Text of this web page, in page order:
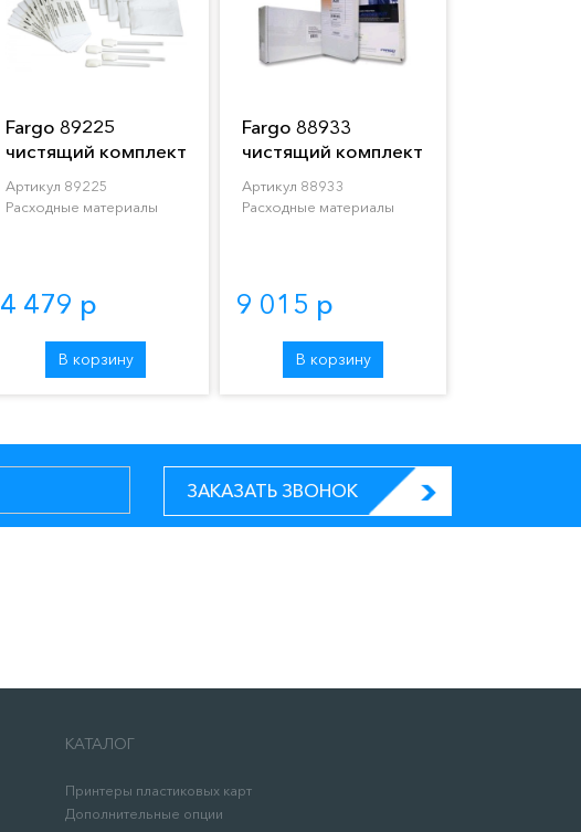
Fargo 89225
чистящий комплект
Артикул 89225
Расходные материалы
4 479 р
В корзину
Fargo 88933
чистящий комплект
Артикул 88933
Расходные материалы
9 015 р
В корзину
ЗАКАЗАТЬ ЗВОНОК
КАТАЛОГ
Принтеры пластиковых карт
Дополнительные опции